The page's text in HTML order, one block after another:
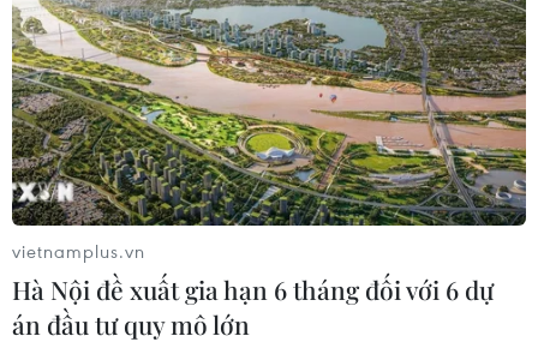
Người mua tìm hiểu về chất lượng sản phẩm. (Ảnh: Thanh
Tâm/Vietnam+)
vietnamplus.vn
Hà Nội đề xuất gia hạn 6 tháng đối với 6 dự
án đầu tư quy mô lớn